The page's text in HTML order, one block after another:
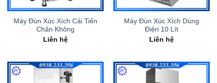
Máy Đùn Xúc Xích Cải Tiến
Chân Không
Liên hệ
Máy Đùn Xúc Xích Dùng
Điện 10 Lít
Liên hệ